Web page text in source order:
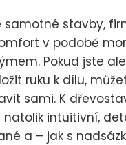
samotné stavby,
v podobě
Pokud jste
ruku k dílu,
sami. K
intuitivní,
a – jak s